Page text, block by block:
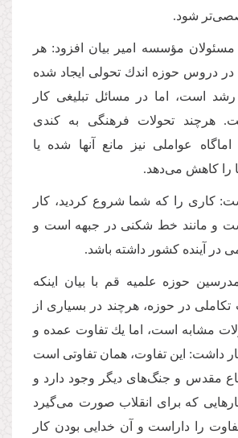
شود.
مؤسسه امیر بیان افزود: هر
در دروس حوزه اندك تحولی ایجاد شده
رشد است، اما در مسائل تبلیغی كار
هرچند تحولات فرهنگی به كندی
عواملی نیز مانع آنها شده یا
را كاهش می‌دهد.
كاری را كه شما شروع كردید، كار
و مانند خط شكنی در جبهه است و
در آینده كشور داشته باشد.
حوزه علمیه قم با بیان اینكه
تكاملی در حوزه، هرچند در بسیاری از
مشابه است، اما یك تفاوت عمده و
داشت: این تفاوت، همان تفاوتی است
سال دفاع مقدس و جنگ‌های دیگر وجود دارد و
كه برای انقلاب صورت می‌گیرد
را داراست و آن خدایی بودن كار